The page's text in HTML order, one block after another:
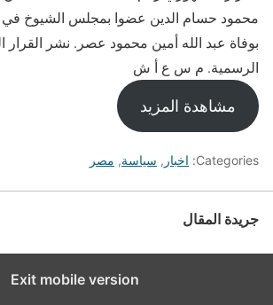
محمود حسام الدين عضوا بمجلس الشيوخ في
بوفاة عبد الله أمين محمود عصر. نشر القرار
الرسمية. م س ع أ ش
مشاهدة المزيد
Categories: اخبار , سياسة, مصر
جريدة المقال
Exit mobile version